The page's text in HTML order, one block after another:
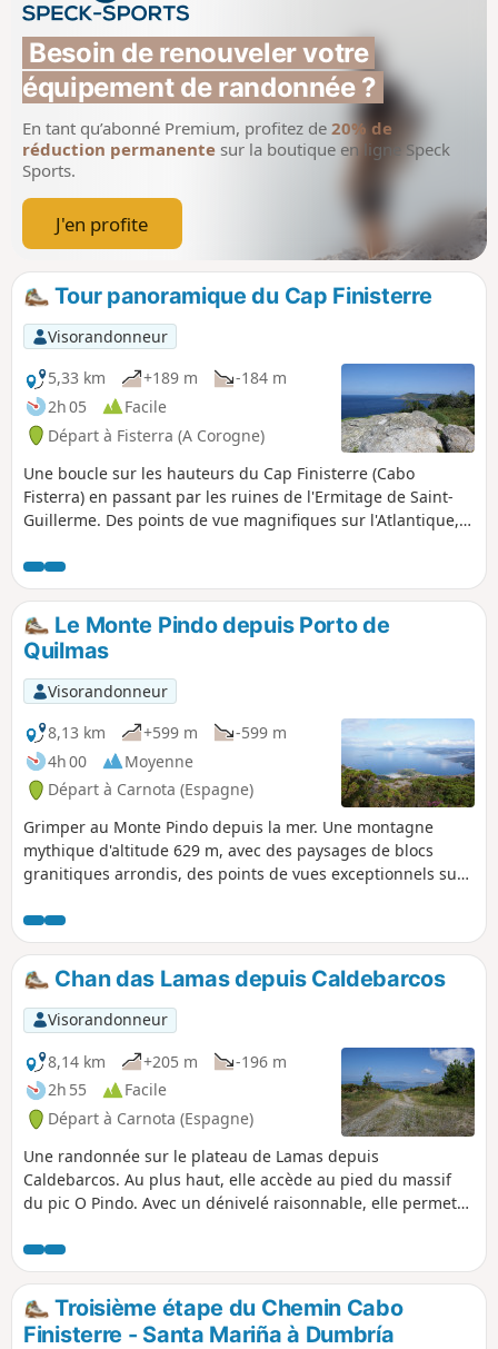
Besoin de renouveler votre
équipement de randonnée ?
En tant qu’abonné Premium, profitez de 20% de
réduction permanente sur la boutique en ligne Speck
Sports.
J'en profite
Tour panoramique du Cap Finisterre
Visorandonneur
5,33 km
+189 m
-184 m
2h 05
Facile
Départ à Fisterra (A Corogne)
Une boucle sur les hauteurs du Cap Finisterre (Cabo
Fisterra) en passant par les ruines de l'Ermitage de Saint-
Guillerme. Des points de vue magnifiques sur l'Atlantique,
plages de Mar de Fora, de Langosteira, de Carnota, du Ria
de Corcubion, du Cap de Cee, des îles Centola et Lobeira
Grande, de très nombreuses pointes mais aussi du Monte
do Pindo.
Le Monte Pindo depuis Porto de
Quilmas
Visorandonneur
8,13 km
+599 m
-599 m
4h 00
Moyenne
Départ à Carnota (Espagne)
Grimper au Monte Pindo depuis la mer. Une montagne
mythique d'altitude 629 m, avec des paysages de blocs
granitiques arrondis, des points de vues exceptionnels sur
plage de Carnota, à la Punta de Caldebarcos mais aussi sur
les crêtes et les alignements d'éoliennes. Dans la première
partie, le chemin est large et carrossable.
Chan das Lamas depuis Caldebarcos
Visorandonneur
8,14 km
+205 m
-196 m
2h 55
Facile
Départ à Carnota (Espagne)
Une randonnée sur le plateau de Lamas depuis
Caldebarcos. Au plus haut, elle accède au pied du massif
du pic O Pindo. Avec un dénivelé raisonnable, elle permet
aussi de nombreuses perspectives sur la Plage de Carnota,
les Isles Lobeira, Ezaro, la Ria de Corcubion et le Cap
Finisterre.
Troisième étape du Chemin Cabo
Finisterre - Santa Mariña à Dumbría